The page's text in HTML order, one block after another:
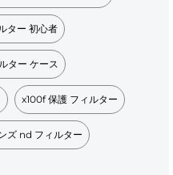
ター 初心者
ター ケース
x100f 保護 フィルター
ズ nd フィルター